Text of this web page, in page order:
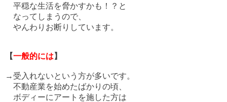
平穏な生活を脅かすかも！？と
なってしまうので、
やんわりお断りしています。
【一般的には 】
→受入れないという方が多いです。
不動産業を始めたばかりの頃、
ボディーにアートを施した方は